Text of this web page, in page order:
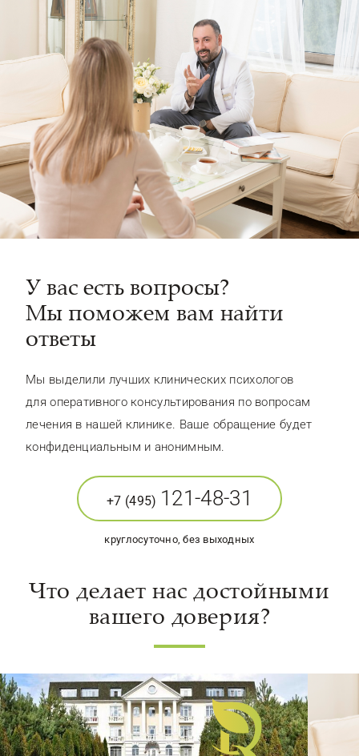
У вас есть вопросы?
Мы поможем вам найти
ответы
Мы выделили лучших клинических психологов
для оперативного консультирования по вопросам
лечения в нашей клинике. Ваше обращение будет
конфиденциальным и анонимным.
+7 (495) 121-48-31
круглосуточно, без выходных
Что делает нас достойными
вашего доверия?